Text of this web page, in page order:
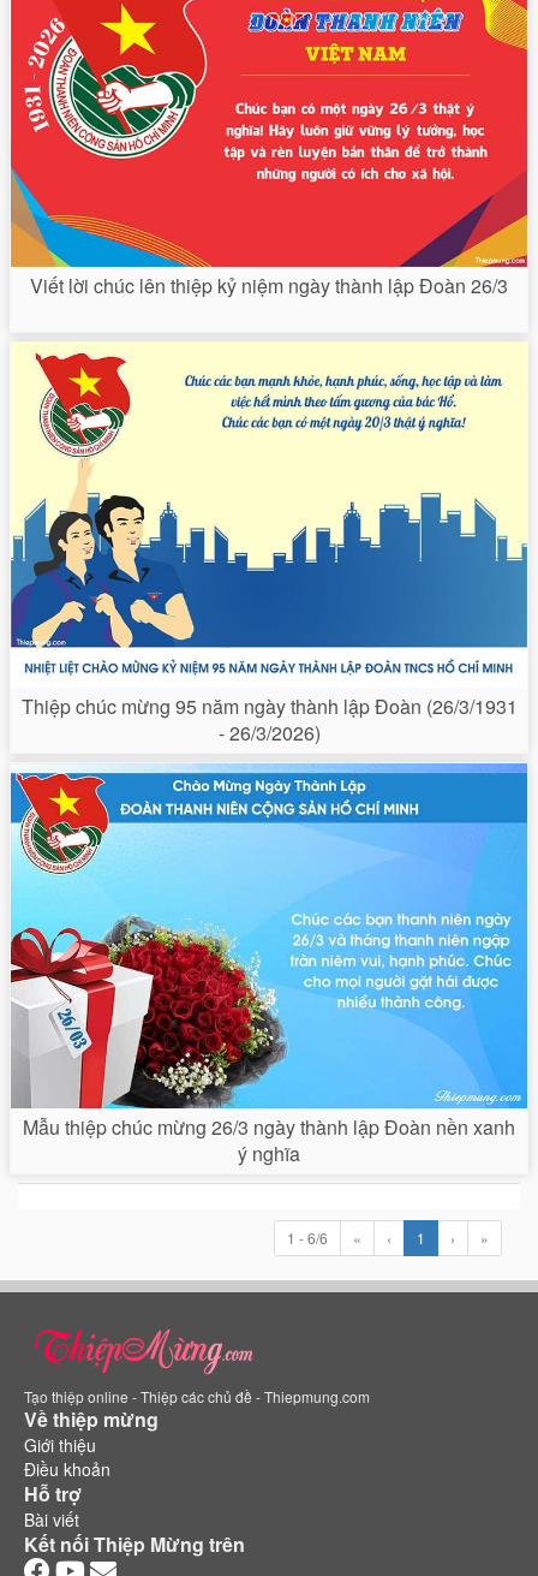
Viết lời chúc lên thiệp kỷ niệm ngày thành lập Đoàn 26/3
Thiệp chúc mừng 95 năm ngày thành lập Đoàn (26/3/1931
- 26/3/2026)
Mẫu thiệp chúc mừng 26/3 ngày thành lập Đoàn nền xanh
ý nghĩa
1 - 6/6 « ‹ 1 › »
Tạo thiệp online - Thiệp các chủ đề - Thiepmung.com
Về thiệp mừng
Giới thiệu
Điều khoản
Hỗ trợ
Bài viết
Kết nối Thiệp Mừng trên